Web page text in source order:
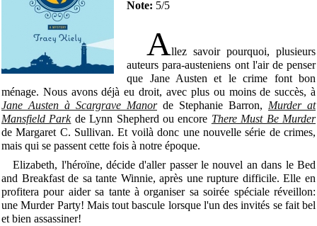
Note: 5/5
Allez savoir pourquoi, plusieurs
auteurs para-austeniens ont l'air de penser
que Jane Austen et le crime font bon
ménage. Nous avons déjà eu droit, avec plus ou moins de succès, à
Jane Austen à Scargrave Manorde Stephanie Barron, Murder at
Mansfield Parkde Lynn Shepherd ou encore There Must Be Murder
de Margaret C. Sullivan. Et voilà donc une nouvelle série de crimes,
mais qui se passent cette fois à notre époque.
Elizabeth, l'héroïne, décide d'aller passer le nouvel an dans le Bed
and Breakfast de sa tante Winnie, après une rupture difficile. Elle en
profitera pour aider sa tante à organiser sa soirée spéciale réveillon:
une Murder Party! Mais tout bascule lorsque l'un des invités se fait bel
et bien assassiner!